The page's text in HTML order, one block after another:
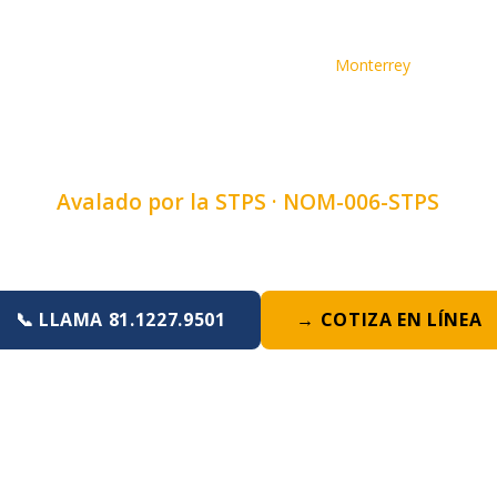
Monterrey
Avalado por la STPS · NOM-006-STPS
📞 LLAMA 81.1227.9501 → COTIZA EN LÍNEA